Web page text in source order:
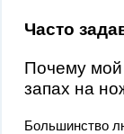
Часто
Почему мой
запах на
Большинство